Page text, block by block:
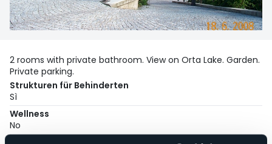
2 rooms with private bathroom. View on Orta Lake. Garden.
Private parking.
Strukturen für Behinderten
Sì
Wellness
No